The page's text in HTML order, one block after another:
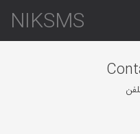
NIKSMS